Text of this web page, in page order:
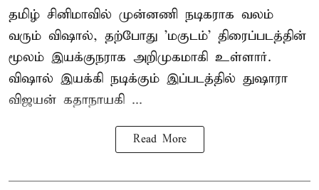
தமிழ் சினிமாவில் முன்னணி நடிகராக வலம்
வரும் விஷால், தற்போது 'மகுடம்' திரைப்படத்தின்
மூலம் இயக்குநராக அறிமுகமாகி உள்ளார்.
விஷால் இயக்கி நடிக்கும் இப்படத்தில் துஷாரா
விஜயன் கதாநாயகி ...
Read More